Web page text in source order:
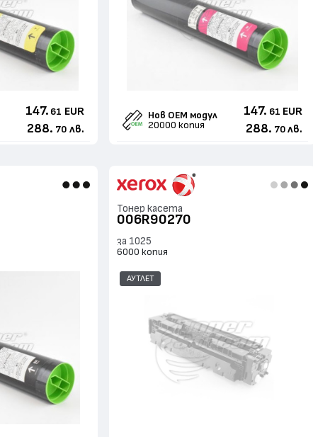
147. 61 EUR
288. 70 лв.
Нов ОЕМ модул
20000 копия
147. 61 EUR
288. 70 лв.
Тонер касета
006R90270
за 1025
6000 копия
АУТЛЕТ